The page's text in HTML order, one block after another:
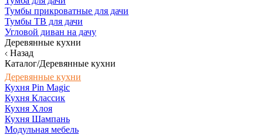
Тумбы прикроватные для дачи
Тумбы ТВ для дачи
Угловой диван на дачу
Деревянные кухни
Назад
Каталог/Деревянные кухни
Деревянные кухни
Кухня Pin Magic
Кухня Классик
Кухня Хлоя
Кухня Шампань
Модульная мебель